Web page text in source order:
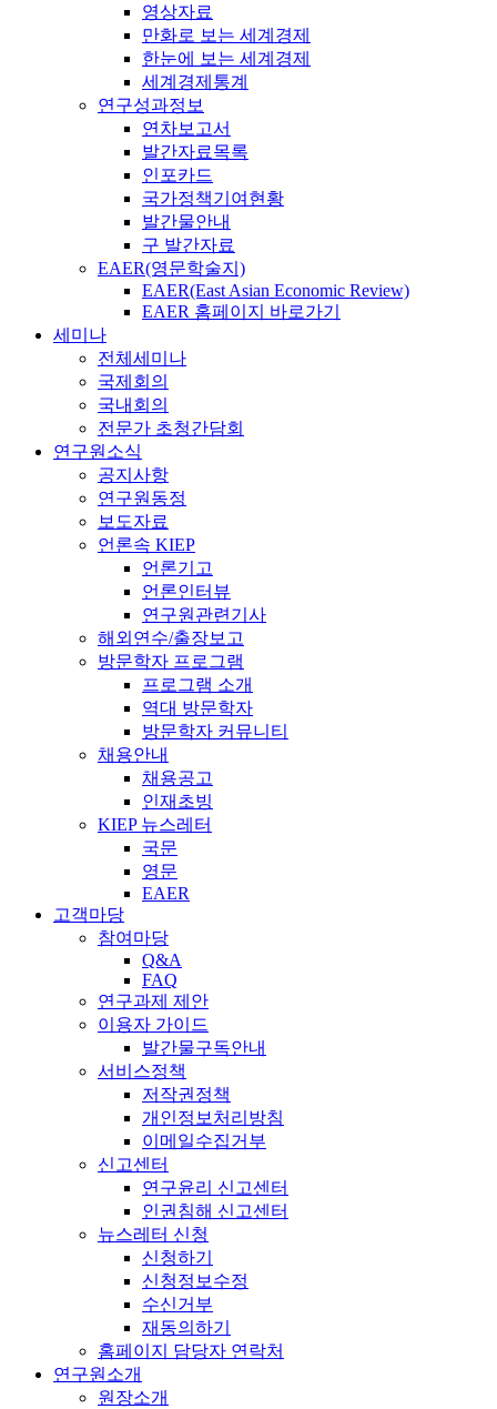
영상자료
만화로 보는 세계경제
한눈에 보는 세계경제
세계경제통계
연구성과정보
연차보고서
발간자료목록
인포카드
국가정책기여현황
발간물안내
구 발간자료
EAER(영문학술지)
EAER(East Asian Economic Review)
EAER 홈페이지 바로가기
세미나
전체세미나
국제회의
국내회의
전문가 초청간담회
연구원소식
공지사항
연구원동정
보도자료
언론속 KIEP
언론기고
언론인터뷰
연구원관련기사
해외연수/출장보고
방문학자 프로그램
프로그램 소개
역대 방문학자
방문학자 커뮤니티
채용안내
채용공고
인재초빙
KIEP 뉴스레터
국문
영문
EAER
고객마당
참여마당
Q&A
FAQ
연구과제 제안
이용자 가이드
발간물구독안내
서비스정책
저작권정책
개인정보처리방침
이메일수집거부
신고센터
연구윤리 신고센터
인권침해 신고센터
뉴스레터 신청
신청하기
신청정보수정
수신거부
재동의하기
홈페이지 담당자 연락처
연구원소개
원장소개